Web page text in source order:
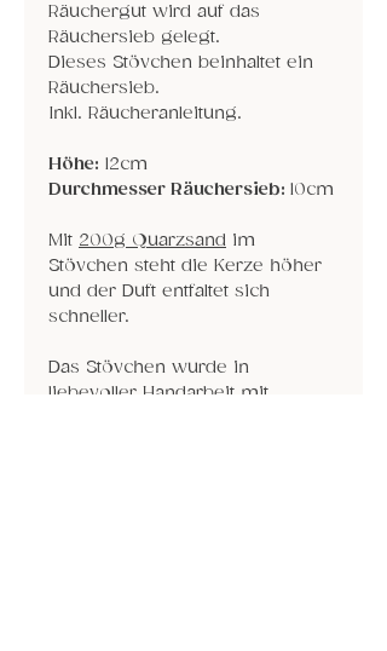
Räuchergut wird auf das
Räuchersieb gelegt.
Dieses Stövchen beinhaltet ein
Räuchersieb.
Inkl. Räucheranleitung.
Höhe: 12cm
Durchmesser Räuchersieb: 10cm
Mit 200g Quarzsand im
Stövchen steht die Kerze höher
und der Duft entfaltet sich
schneller.
Das Stövchen wurde in
liebevoller Handarbeit mit